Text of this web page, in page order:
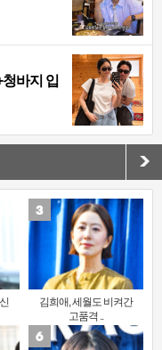
바지 입
김희애, 세월도 비켜간
고품격 ..